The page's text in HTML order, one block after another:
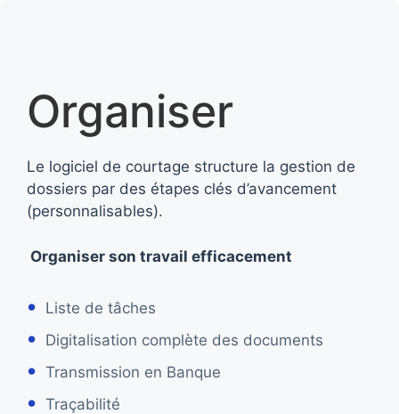
Organiser
Le logiciel de courtage structure la gestion de
dossiers par des étapes clés d’avancement
(personnalisables).
Organiser son travail efficacement
Liste de tâches
Digitalisation complète des documents
Transmission en Banque
Traçabilité